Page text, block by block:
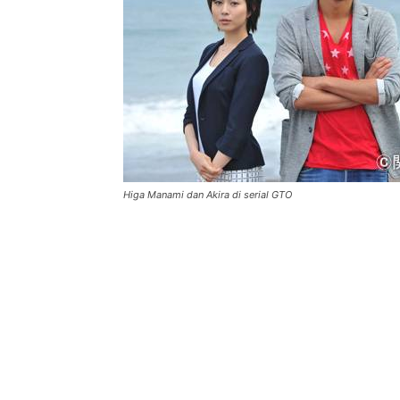
Higa Manami dan Akira di serial GTO